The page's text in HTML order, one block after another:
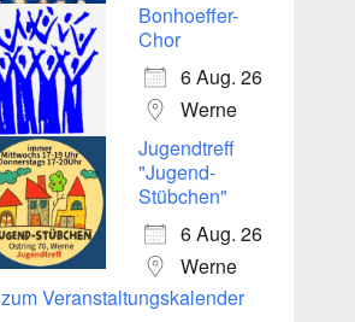
Bonhoeffer-
Chor
6 Aug. 26
Werne
Jugendtreff
"Jugend-
Stübchen"
6 Aug. 26
Werne
zum Veranstaltungskalender